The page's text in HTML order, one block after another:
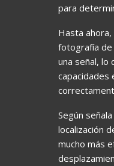
para
Hasta
fotografía de
una señal, lo
capacidades
Según
localización
mucho más